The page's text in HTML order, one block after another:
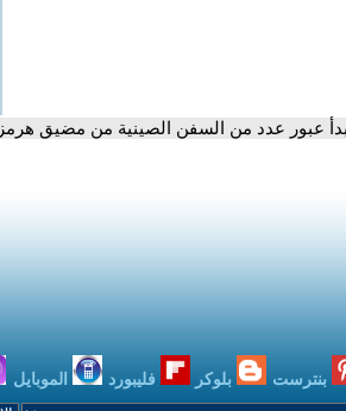
عبور عدد من السفن الصينية من مضيق هرمز
بنترست بلوكر فليبورد الموبايل